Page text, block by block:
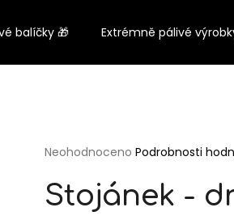
balíčky 🎁 Extrémně pálivé
Průměrné
produktu
je
Neohodnoceno Podrobnosti
Stojánek -
najít?
HLEDAT